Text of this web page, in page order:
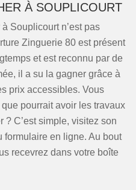
À SOUPLICOURT
Souplicourt n’est pas
Zinguerie 80 est présent
et est reconnu par de
il a su la gagner grâce à
prix accessibles. Vous
pourrait avoir les travaux
C’est simple, visitez son
formulaire en ligne. Au bout
recevrez dans votre boîte